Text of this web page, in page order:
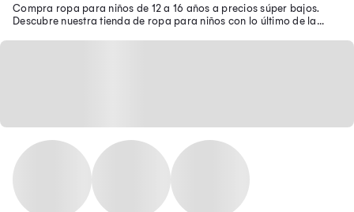
Compra ropa para niños de 12 a 16 años a precios súper bajos.
Descubre nuestra tienda de ropa para niños con lo último de la